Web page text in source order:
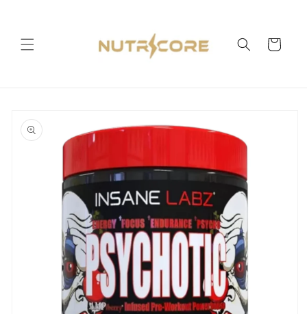
Carrito
información
del producto